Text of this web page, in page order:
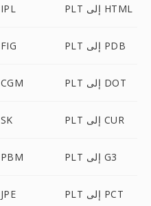
PLT إلى IPL PLT إلى HTML
PLT إلى FIG PLT إلى PDB
PLT إلى CGM PLT إلى DOT
PLT إلى SK PLT إلى CUR
PLT إلى PBM PLT إلى G3
PLT إلى JPE PLT إلى PCT